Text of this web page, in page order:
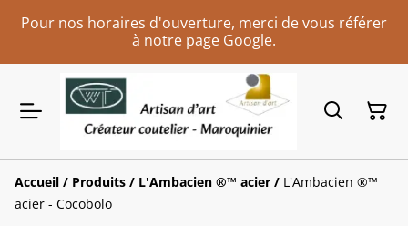
Pour nos horaires d'ouverture, merci de vous référer
à notre page Google.
Accueil / Produits / L'Ambacien ®™ acier / L'Ambacien ®️™️
acier - Cocobolo